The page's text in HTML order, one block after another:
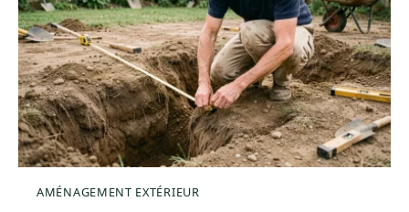
AMÉNAGEMENT EXTÉRIEUR